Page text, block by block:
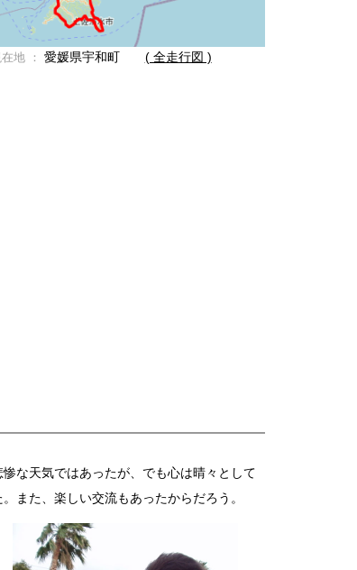
地 ： 愛媛県宇和町 ( 全走行図 )
な天気ではあったが、でも心は晴々として
また、楽しい交流もあったからだろう。